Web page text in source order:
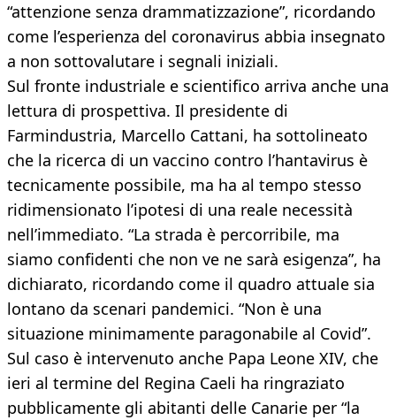
“attenzione senza drammatizzazione”, ricordando
come l’esperienza del coronavirus abbia insegnato
a non sottovalutare i segnali iniziali.
Sul fronte industriale e scientifico arriva anche una
lettura di prospettiva. Il presidente di
Farmindustria, Marcello Cattani, ha sottolineato
che la ricerca di un vaccino contro l’hantavirus è
tecnicamente possibile, ma ha al tempo stesso
ridimensionato l’ipotesi di una reale necessità
nell’immediato. “La strada è percorribile, ma
siamo confidenti che non ve ne sarà esigenza”, ha
dichiarato, ricordando come il quadro attuale sia
lontano da scenari pandemici. “Non è una
situazione minimamente paragonabile al Covid”.
Sul caso è intervenuto anche Papa Leone XIV, che
ieri al termine del Regina Caeli ha ringraziato
pubblicamente gli abitanti delle Canarie per “la